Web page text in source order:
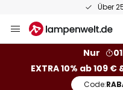
Über
Inhalt
Nur
EXTRA 10% ab 109 €
Code: